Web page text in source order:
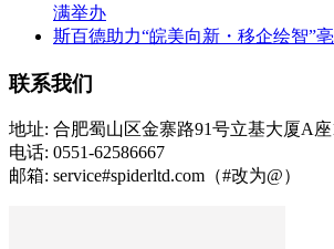
满举办
斯百德助力“皖美向新・移企绘智”
联系我们
地址: 合肥蜀山区金寨路91号立基大厦A座
电话: 0551-62586667
邮箱: service#spiderltd.com（#改为@）